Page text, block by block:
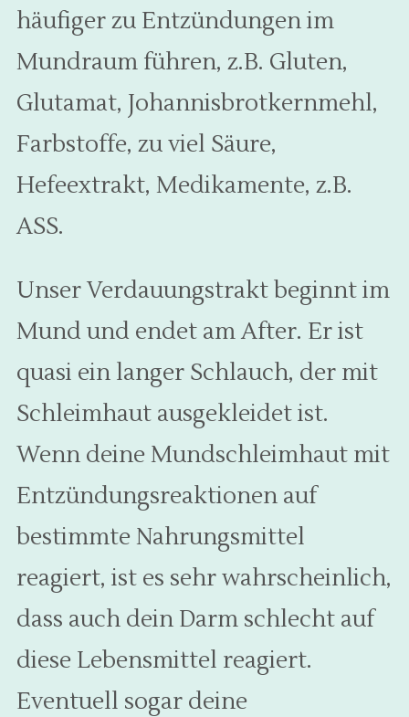
häufiger zu Entzündungen im
Mundraum führen, z.B. Gluten,
Glutamat, Johannisbrotkernmehl,
Farbstoffe, zu viel Säure,
Hefeextrakt, Medikamente, z.B.
ASS.
Unser Verdauungstrakt beginnt im
Mund und endet am After. Er ist
quasi ein langer Schlauch, der mit
Schleimhaut ausgekleidet ist.
Wenn deine Mundschleimhaut mit
Entzündungsreaktionen auf
bestimmte Nahrungsmittel
reagiert, ist es sehr wahrscheinlich,
dass auch dein Darm schlecht auf
diese Lebensmittel reagiert.
Eventuell sogar deine